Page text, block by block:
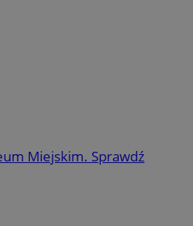
Miejskim. Sprawdź